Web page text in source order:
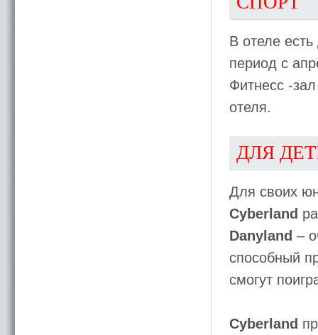
В отеле
период с
Фитнесс -
отеля.
ДЛЯ
Для своих
Cyberland
Danyland –
способный
смогут
Cyberland